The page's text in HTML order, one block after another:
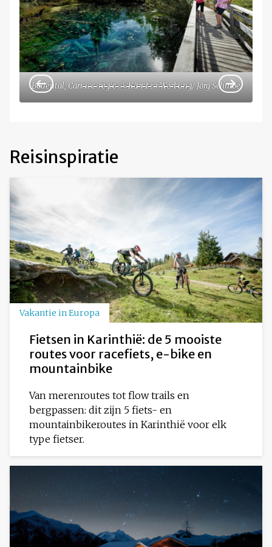
Bodental, Carnica-regio. ©Kärnten Werbung/ Jörg Schmöe
Reisinspiratie
Vakantie in Europa
Fietsen in Karinthië: de 5 mooiste
routes voor racefiets, e-bike en
mountainbike
Van merenroutes tot flow trails en
bergpassen: dit zijn 5 fiets- en
mountainbikeroutes in Karinthië voor elk
type fietser.